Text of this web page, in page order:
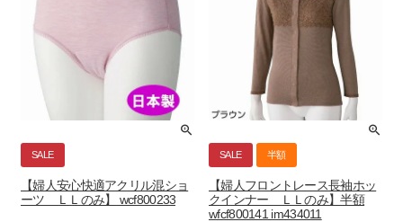
SALE
【婦人安心快適アクリル混ショ
ーツ ＬＬのみ】 wcf800233
SALE 半額
【婦人フロントレース長袖ホッ
クインナー ＬＬのみ】半額
wfcf800141 im434011